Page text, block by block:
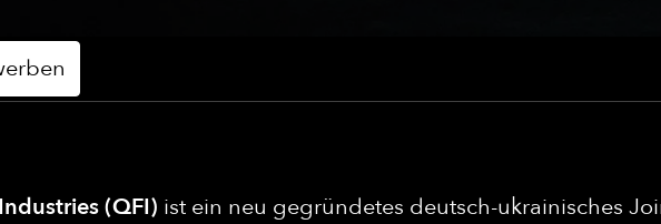
(QFI) ist ein neu gegründetes deutsch-ukrainisches